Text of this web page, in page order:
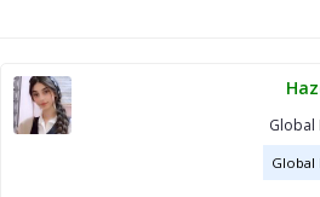
u
b
a
ş
Global
Global